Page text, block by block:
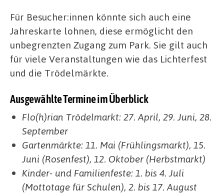
Für Besucher:innen könnte sich auch eine
Jahreskarte lohnen, diese ermöglicht den
unbegrenzten Zugang zum Park. Sie gilt auch
für viele Veranstaltungen wie das Lichterfest
und die Trödelmärkte.
Ausgewählte Termine im Überblick
Flo(h)rian Trödelmarkt: 27. April, 29. Juni, 28.
September
Gartenmärkte: 11. Mai (Frühlingsmarkt), 15.
Juni (Rosenfest), 12. Oktober (Herbstmarkt)
Kinder- und Familienfeste: 1. bis 4. Juli
(Mottotage für Schulen), 2. bis 17. August